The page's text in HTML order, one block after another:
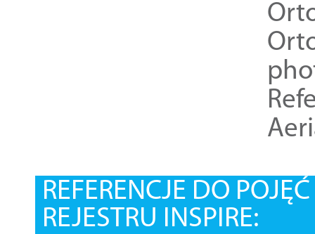
REFERENCJE DO
REJESTRU INSPIRE: